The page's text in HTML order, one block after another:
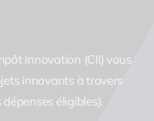
Innovation (CII) vous
innovants à travers
éligibles).